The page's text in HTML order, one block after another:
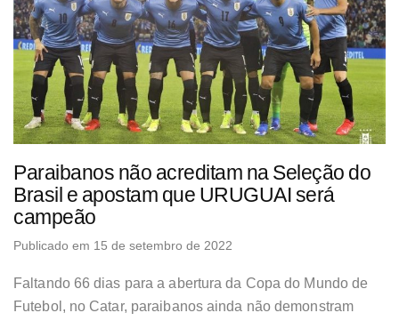
Paraibanos não acreditam na Seleção do
Brasil e apostam que URUGUAI será
campeão
Publicado em 15 de setembro de 2022
Faltando 66 dias para a abertura da Copa do Mundo de
Futebol, no Catar, paraibanos ainda não demonstram